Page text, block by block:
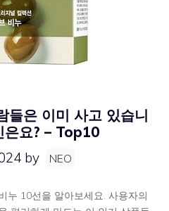
들은 이미 사고 있습니
은요? – Top10
by NEO
누 10선을 알아보세요. 사용자의